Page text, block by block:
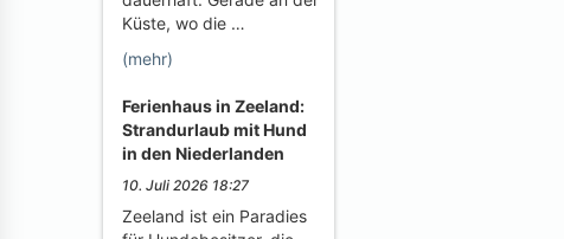
Küste, wo die …
(mehr)
Ferienhaus in Zeeland:
Strandurlaub mit Hund
in den Niederlanden
10. Juli 2026 18:27
Zeeland ist ein Paradies